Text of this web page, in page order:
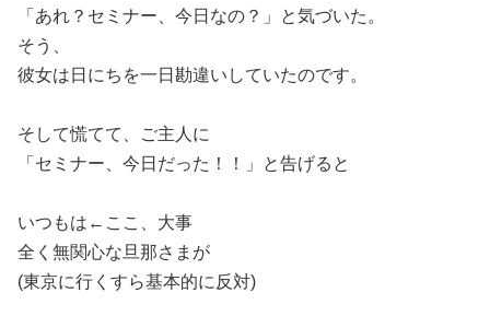
「あれ？セミナー、今日なの？」と気づいた。
そう、
彼女は日にちを一日勘違いしていたのです。
そして慌てて、ご主人に
「セミナー、今日だった！！」と告げると
いつもは←ここ、大事
全く無関心な旦那さまが
(東京に行くすら基本的に反対)